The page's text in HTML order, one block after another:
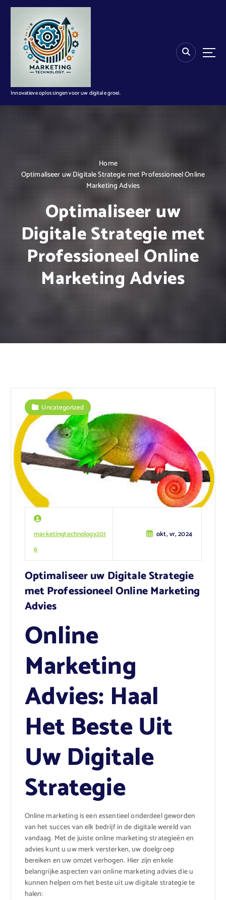
n
Innovatieve oplossingen voor uw digitale groei.
Home
Optimaliseer uw Digitale Strategie met Professioneel Online
Marketing Advies
Optimaliseer uw
Digitale Strategie met
Professioneel Online
Marketing Advies
marketingtechnology201
6
okt, vr, 2024
Uncategorized
Optimaliseer uw Digitale Strategie
met Professioneel Online Marketing
Advies
Online
Marketing
Advies: Haal
Het Beste Uit
Uw Digitale
Strategie
Online marketing is een essentieel onderdeel geworden
van het succes van elk bedrijf in de digitale wereld van
vandaag. Met de juiste online marketing strategieën en
advies kunt u uw merk versterken, uw doelgroep
bereiken en uw omzet verhogen. Hier zijn enkele
belangrijke aspecten van online marketing advies die u
kunnen helpen om het beste uit uw digitale strategie te
halen: